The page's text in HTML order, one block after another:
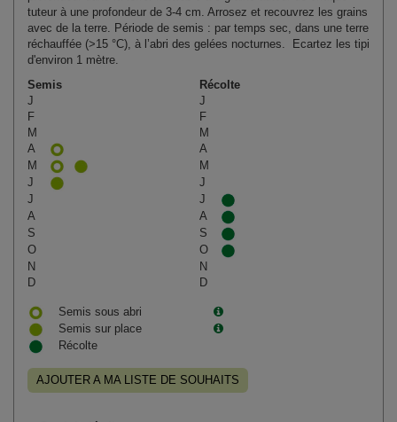
tuteur à une profondeur de 3-4 cm. Arrosez et recouvrez les grains
avec de la terre. Période de semis : par temps sec, dans une terre
réchauffée (>15 °C), à l’abri des gelées nocturnes. Ecartez les tipi
d'environ 1 mètre.
Semis
Récolte
J
J
F
F
M
M
A
A
M
M
J
J
J
J
A
A
S
S
O
O
N
N
D
D
Semis sous abri
Semis sur place
Récolte
AJOUTER A MA LISTE DE SOUHAITS